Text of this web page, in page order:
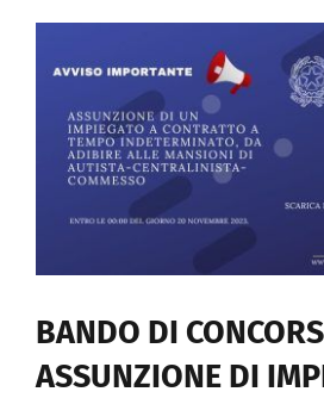
Galleria fotografica
Sportello Comites
Notizie
BANDO DI
ASSUNZIONE DI